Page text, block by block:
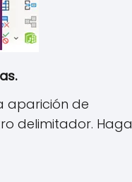
aparición de
delimitador. Haga